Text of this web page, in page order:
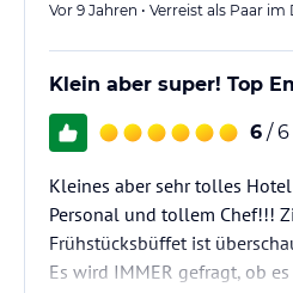
Vor 9 Jahren • Verreist als Paar im
Klein aber super! Top
6 / 6
Kleines aber sehr tolles
Personal und tollem Chef!!!
Frühstücksbüffet ist
Es wird IMMER gefragt, ob